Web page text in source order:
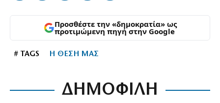
Προσθέστε την «δημοκρατία» ως
προτιμώμενη πηγή στην Google
# TAGS Η ΘΕΣΗ ΜΑΣ
ΔΗΜΟΦΙΛΗ